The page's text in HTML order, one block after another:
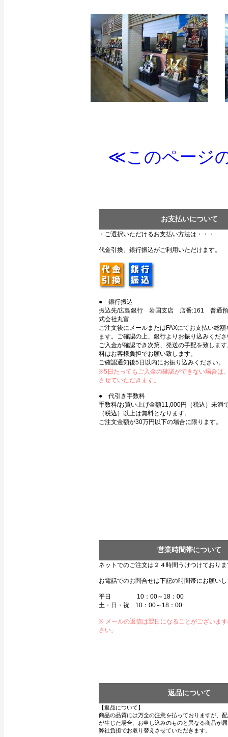
≪このページ
お支払いについて
・ご選択いただけるお支払い方法は・・・
代金引換、銀行振込がご利用いただけます。
● 銀行振込
振込先/広島銀行 岩国支店 店番:161 普通
式会社丸富
ご注文後にメールまたはFAXにてお支払い総
ます。ご確認の上、銀行よりお振り込みくだ
ご入金が確認でき次第、発送の手配を致しま
料はお客様負担でお願い致します。
ご確認通知後5日以内にお振り込みください。
※5日たってもご入金の確認ができない場合は
させていただきます。
● 代引き手数料
手数料/お買い上げ金額11,000円（税込）未満
（税込）以上は無料となります。
ご注文金額が30万円以下の場合に限ります。
営業時間帯について
ネットでのご注文は２４時間うけつけており
お電話でのお問合せは下記の時間帯にお願い
平日 10：00～18：00
土・日・祝 10：00～18：00
※ メールの返信は翌日になることがございま
さい。
返品について
【返品について】
商品の品質には万全の注意を払っておりますが、
が生じた場合、お申し込みのものと異なる商品が
弊社負担でお取り替えさせていただきます。